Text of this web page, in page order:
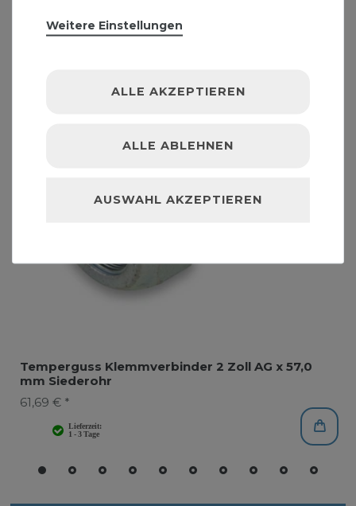
Temperguss Klemmverbinder 2 Zoll AG x 57,0
mm Siederohr
61,69 € *
Weitere Einstellungen
ALLE AKZEPTIEREN
ALLE ABLEHNEN
AUSWAHL AKZEPTIEREN